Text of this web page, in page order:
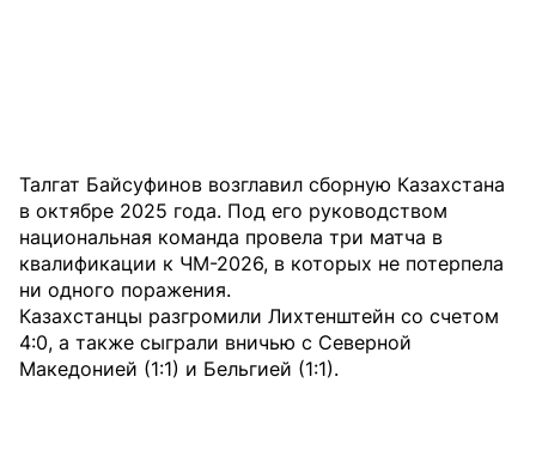
Талгат Байсуфинов возглавил сборную Казахстана
в октябре 2025 года. Под его руководством
национальная команда провела три матча в
квалификации к ЧМ-2026, в которых не потерпела
ни одного поражения.
Казахстанцы разгромили Лихтенштейн со счетом
4:0, а также сыграли вничью с Северной
Македонией (1:1) и Бельгией (1:1).